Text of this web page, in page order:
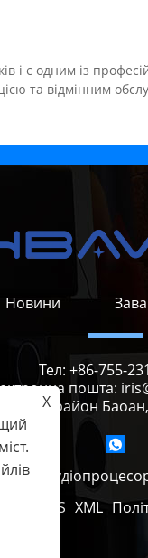
і є одним із
та відмінним
Новини
Тел: +86-755-
пошта:
Шіяна, район
-
RSS XML
X